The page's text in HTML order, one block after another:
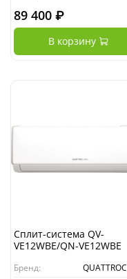
89 400 ₽
В корзину
Сплит-система QV-
VE12WBE/QN-VE12WBE
Бренд: